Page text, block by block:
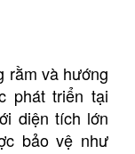
rằm và hướng
phát triển tại
diện tích lớn
bảo vệ như